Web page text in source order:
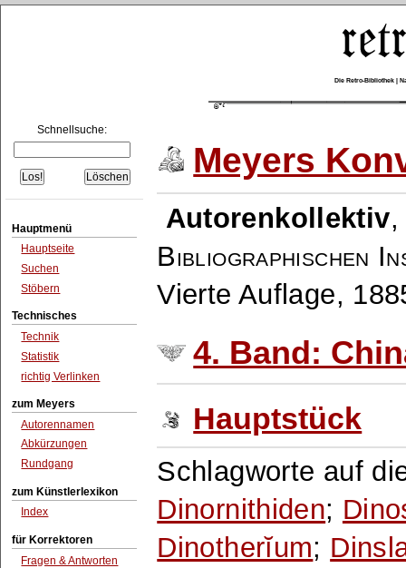
Die Retro-Bibliothek |
Schnellsuche:
Hauptmenü
Hauptseite
Suchen
Stöbern
Technisches
Technik
Statistik
richtig Verlinken
zum Meyers
Autorennamen
Abkürzungen
Rundgang
zum Künstlerlexikon
Index
für Korrektoren
Fragen & Antworten
Meyers
Autorenkollektiv
Bibliographischen
Vierte Auflage,
4. Band:
Hauptstück
Schlagworte auf
Dinornithiden;
Dinotherĭum;